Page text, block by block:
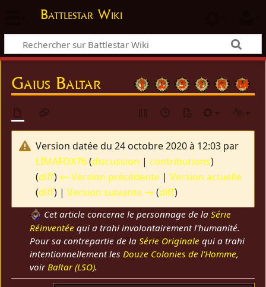
Battlestar Wiki
Gaius Baltar
Version datée du 24 octobre 2020 à 12:03 par
LIMAFOX76(discussion | contributions)
(diff) ← Version précédente |Version actuelle
(diff) |Version suivante → (diff)
Cet article concerne le personnage de la Série
Réinventée qui a trahi involontairement l'humanité.
Pour sa contrepartie de la Série Originale qui a trahi
intentionnellement les Douze Colonies de l'Homme,
voirBaltar (LSO).